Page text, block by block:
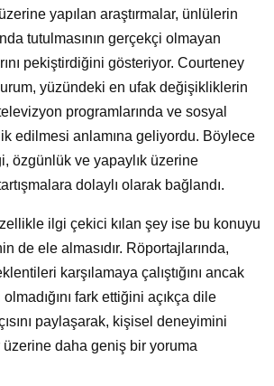
yapılan araştırmalar, ünlülerin
tutulmasının gerçekçi olmayan
pekiştirdiğini gösteriyor. Courteney
yüzündeki en ufak değişikliklerin
programlarında ve sosyal
edilmesi anlamına geliyordu. Böylece
özgünlük ve yapaylık üzerine
dolaylı olarak bağlandı.
ilgi çekici kılan şey ise bu konuyu
de ele almasıdır. Röportajlarında,
karşılamaya çalıştığını ancak
fark ettiğini açıkça dile
paylaşarak, kişisel deneyimini
üzerine daha geniş bir yoruma